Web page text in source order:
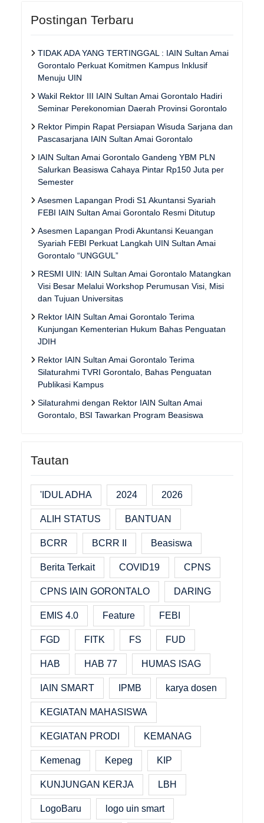
Postingan Terbaru
TIDAK ADA YANG TERTINGGAL : IAIN Sultan Amai
Gorontalo Perkuat Komitmen Kampus Inklusif
Menuju UIN
Wakil Rektor III IAIN Sultan Amai Gorontalo Hadiri
Seminar Perekonomian Daerah Provinsi Gorontalo
Rektor Pimpin Rapat Persiapan Wisuda Sarjana dan
Pascasarjana IAIN Sultan Amai Gorontalo
IAIN Sultan Amai Gorontalo Gandeng YBM PLN
Salurkan Beasiswa Cahaya Pintar Rp150 Juta per
Semester
Asesmen Lapangan Prodi S1 Akuntansi Syariah
FEBI IAIN Sultan Amai Gorontalo Resmi Ditutup
Asesmen Lapangan Prodi Akuntansi Keuangan
Syariah FEBI Perkuat Langkah UIN Sultan Amai
Gorontalo “UNGGUL”
RESMI UIN: IAIN Sultan Amai Gorontalo Matangkan
Visi Besar Melalui Workshop Perumusan Visi, Misi
dan Tujuan Universitas
Rektor IAIN Sultan Amai Gorontalo Terima
Kunjungan Kementerian Hukum Bahas Penguatan
JDIH
Rektor IAIN Sultan Amai Gorontalo Terima
Silaturahmi TVRI Gorontalo, Bahas Penguatan
Publikasi Kampus
Silaturahmi dengan Rektor IAIN Sultan Amai
Gorontalo, BSI Tawarkan Program Beasiswa
Tautan
'IDUL ADHA 2024 2026
ALIH STATUS BANTUAN
BCRR BCRR II Beasiswa
Berita Terkait COVID19 CPNS
CPNS IAIN GORONTALO DARING
EMIS 4.0 Feature FEBI
FGD FITK FS FUD
HAB HAB 77 HUMAS ISAG
IAIN SMART IPMB karya dosen
KEGIATAN MAHASISWA
KEGIATAN PRODI KEMANAG
Kemenag Kepeg KIP
KUNJUNGAN KERJA LBH
LogoBaru logo uin smart